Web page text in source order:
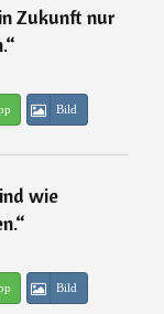
Zukunft nur
“
Bild
wie
“
Bild